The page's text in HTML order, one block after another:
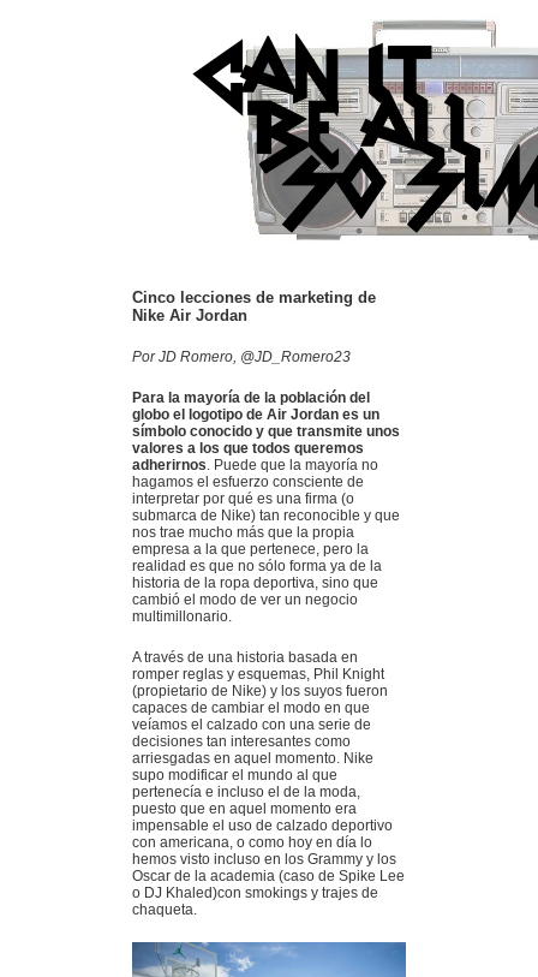
Cinco lecciones de marketing de
Nike Air Jordan
Por JD Romero, @JD_Romero23
Para la mayoría de la población del
globo el logotipo de Air Jordan es un
símbolo conocido y que transmite unos
valores a los que todos queremos
adherirnos. Puede que la mayoría no
hagamos el esfuerzo consciente de
interpretar por qué es una firma (o
submarca de Nike) tan reconocible y que
nos trae mucho más que la propia
empresa a la que pertenece, pero la
realidad es que no sólo forma ya de la
historia de la ropa deportiva, sino que
cambió el modo de ver un negocio
multimillonario.
A través de una historia basada en
romper reglas y esquemas, Phil Knight
(propietario de Nike) y los suyos fueron
capaces de cambiar el modo en que
veíamos el calzado con una serie de
decisiones tan interesantes como
arriesgadas en aquel momento. Nike
supo modificar el mundo al que
pertenecía e incluso el de la moda,
puesto que en aquel momento era
impensable el uso de calzado deportivo
con americana, o como hoy en día lo
hemos visto incluso en los Grammy y los
Oscar de la academia (caso de Spike Lee
o DJ Khaled)con smokings y trajes de
chaqueta.